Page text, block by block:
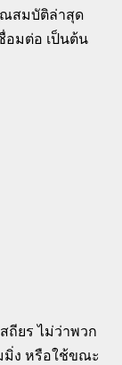
ณสมบัติล่าสุด
อมต่อ เป็นต้น
ถียร ไม่ว่าพวก
มิ่ง หรือใช้ขณะ